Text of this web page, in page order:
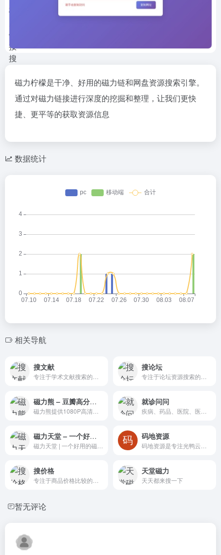
磁力柠檬是干净、好用的磁力链和网盘资源搜索引擎。
通过对磁力链接进行深度的挖掘和整理，让我们更快
捷、更平等的获取资源信息
数据统计
相关导航
搜文献 搜论坛
磁力熊 – 豆瓣高分电影1080P下载 就诊问问
磁力天堂 – 一个好用的磁力资源导航网站，一站在手资源我有! 码地资源
搜价格 天堂磁力
天天都来搜一下
暂无评论